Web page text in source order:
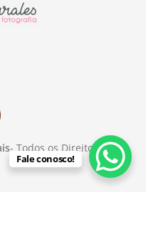
- Todos os Direitos
Fale conosco!